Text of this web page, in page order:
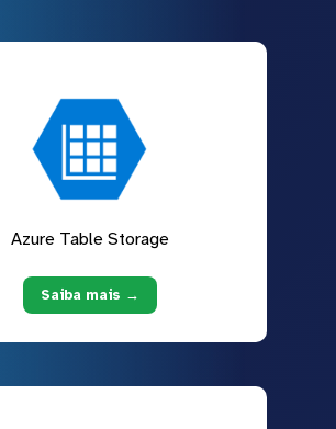
Azure Table Storage
Saiba mais →